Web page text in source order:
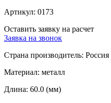
Артикул: 0173
Оставить заявку на расчет
Заявка на звонок
Страна производитель: Россия
Материал: металл
Длина: 60.0 (мм)